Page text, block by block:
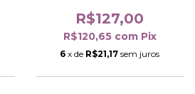
R$127,00
R$120,65 com Pix
6 x de R$21,17 sem juros